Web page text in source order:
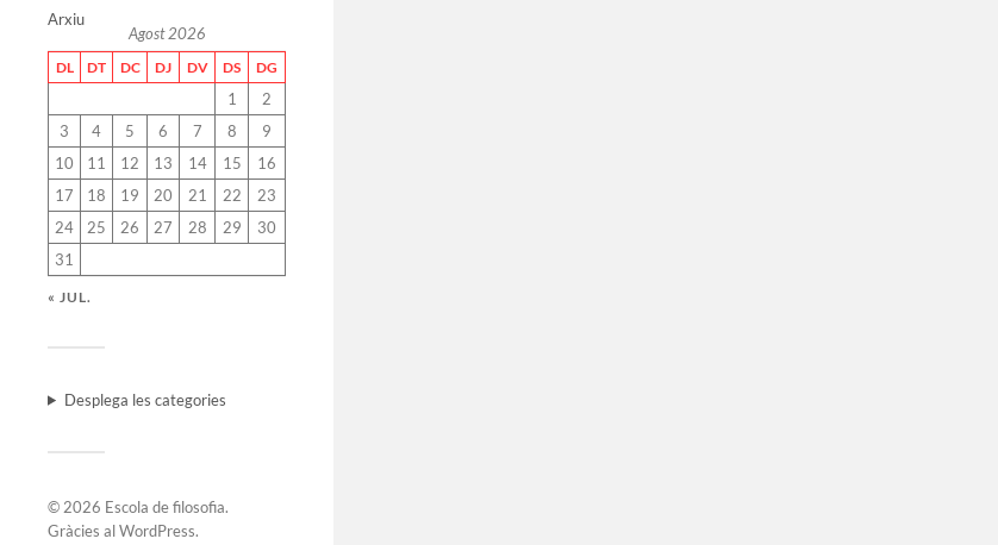
Arxiu
Agost 2026
DL DT DC DJ DV DS DG
1
2
3
4 5 6 7 8
9
10
11 12 13 14 15
16
17
18 19 20 21 22
23
24
25 26 27 28 29
30
31
« JUL.
Desplega les categories
© 2026 Escola de filosofia.
Gràcies alWordPress.